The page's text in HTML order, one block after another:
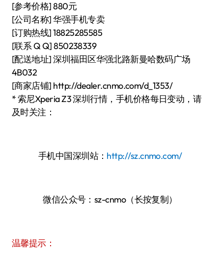
[参考价格] 880元
[公司名称] 华强手机专卖
[订购热线] 18825285585
[联系 Q Q] 850238339
[配送地址] 深圳福田区华强北路新曼哈数码广场
4B032
[商家店铺] http://dealer.cnmo.com/d_1353/
* 索尼Xperia Z3 深圳行情，手机价格每日变动，请
及时关注：
手机中国深圳站： http://sz.cnmo.com/
微信公众号：sz-cnmo（长按复制）
温馨提示：